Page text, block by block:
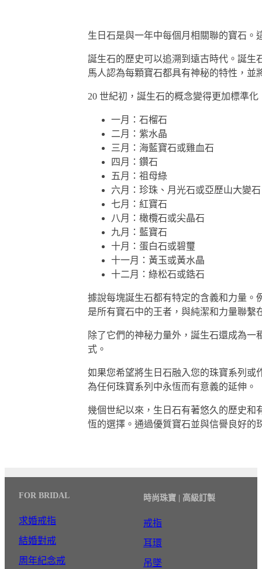
生日石是與一年中每個月相關聯的寶石
誕生石的歷史可以追溯到遠古時代。誕生
馬人認為每顆寶石都具有神秘的特性，並
20 世紀初，誕生石的概念變得更加標準
一月：石榴石
二月：紫水晶
三月：海藍寶石或雞血石
四月：鑽石
五月：祖母綠
六月：珍珠、月光石或亞歷山大變石
七月：紅寶石
八月：橄欖石或尖晶石
九月：藍寶石
十月：蛋白石或碧璽
十一月：黃玉或黃水晶
十二月：綠松石或鋯石
據說每塊誕生石都有特定的含義和力量。
是所有寶石中的王者，與純潔和力量聯繫
除了它們的神秘力量外，誕生石還成為
式。
如果您希望將生日石融入您的珠寶系列或
為任何珠寶系列中永恆而有意義的延伸。
幾個世紀以來，生日石有著悠久的歷史和
恆的選擇。通過優質寶石並與信譽良好的
FOR BRIDAL
求婚戒指
結婚對戒
周年紀念戒
時尚珠寶 | 高級訂製
戒指
耳環
吊墜